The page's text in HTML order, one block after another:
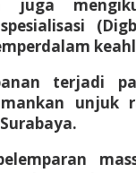
juga
terjadi
unjuk